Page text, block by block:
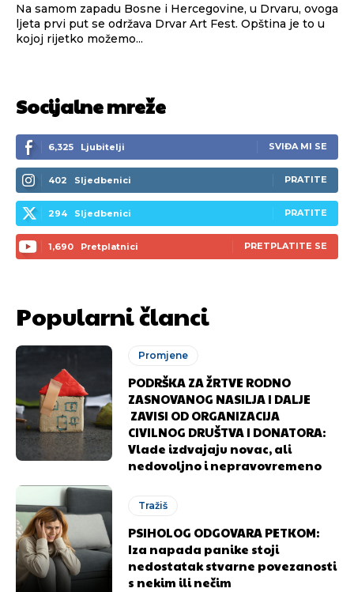
Na samom zapadu Bosne i Hercegovine, u Drvaru, ovoga
ljeta prvi put se održava Drvar Art Fest. Opština je to u
kojoj rijetko možemo...
Socijalne mreže
6,325 Ljubitelji SVIĐA MI SE
402 Sljedbenici PRATITE
294 Sljedbenici PRATITE
1,690 Pretplatnici PRETPLATITE SE
Popularni članci
Promjene
PODRŠKA ZA ŽRTVE RODNO
ZASNOVANOG NASILJA I DALJE
ZAVISI OD ORGANIZACIJA
CIVILNOG DRUŠTVA I DONATORA:
Vlade izdvajaju novac, ali
nedovoljno i nepravovremeno
Tražiš
PSIHOLOG ODGOVARA PETKOM:
Iza napada panike stoji
nedostatak stvarne povezanosti
s nekim ili nečim